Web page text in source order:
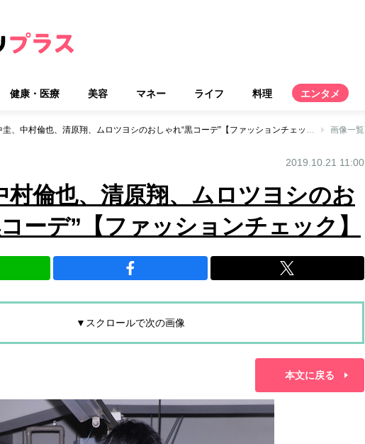
健康・医療 美容 マネー ライフ 料理 エンタメ
田中圭、中村倫也、清原翔、ムロツヨシのおしゃれ“黒コーデ”【ファッションチェック】 画像一覧
2019.10.21 11:00
村倫也、清原翔、ムロツヨシのお
ーデ”【ファッションチェック】
▼スクロールで次の画像
本文に戻る